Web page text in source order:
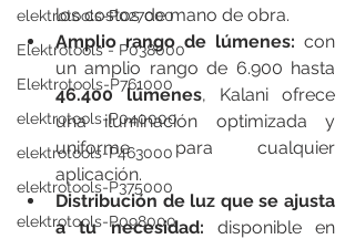
elektrotools-P027000
Elektrotools - P038000
Elektrotools-P761000
elektrotools-P040000
elektrotools-P463000
elektrotools-P375000
elektrotools-P098000
los costos de mano de obra.
Amplio rango de lúmenes: con
46.400 lúmenes, Kalani ofrece
una iluminación optimizada y
uniforme para cualquier
aplicación.
Distribución de luz que se ajusta
a tu necesidad: disponible en